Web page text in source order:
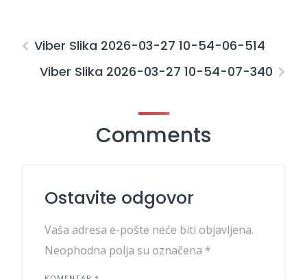
Viber Slika 2026-03-27 10-54-06-514
Viber Slika 2026-03-27 10-54-07-340
Comments
Ostavite odgovor
Vaša adresa e-pošte neće biti objavljena.
Neophodna polja su označena *